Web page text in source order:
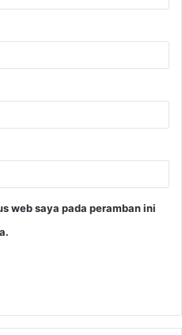
web saya pada peramban ini